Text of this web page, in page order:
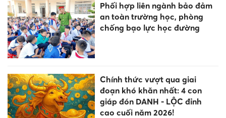
Phối hợp liên ngành bảo đảm
an toàn trường học, phòng
chống bạo lực học đường
Chính thức vượt qua giai
đoạn khó khăn nhất: 4 con
giáp đón DANH - LỘC đỉnh
cao cuối năm 2026!